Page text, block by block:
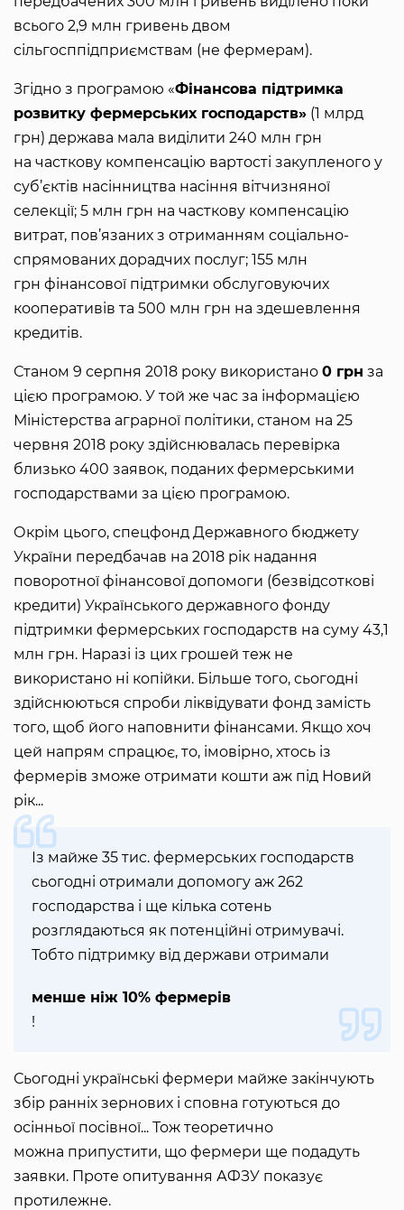
всього 2,9 млн гривень двом
сільгосппідприємствам (не фермерам).
Згідно з програмою «Фінансова підтримка
розвитку фермерських господарств» (1 млрд
грн) держава мала виділити 240 млн грн
на часткову компенсацію вартості закупленого у
суб’єктів насінництва насіння вітчизняної
селекції; 5 млн грн на часткову компенсацію
витрат, пов’язаних з отриманням соціально-
спрямованих дорадчих послуг; 155 млн
грн фінансової підтримки обслуговуючих
кооперативів та 500 млн грн на здешевлення
кредитів.
Станом 9 серпня 2018 року використано 0 грн за
цією програмою. У той же час за інформацією
Міністерства аграрної політики, станом на 25
червня 2018 року здійснювалась перевірка
близько 400 заявок, поданих фермерськими
господарствами за цією програмою.
Окрім цього, спецфонд Державного бюджету
України передбачав на 2018 рік надання
поворотної фінансової допомоги (безвідсоткові
кредити) Українського державного фонду
підтримки фермерських господарств на суму 43,1
млн грн. Наразі із цих грошей теж не
використано ні копійки. Більше того, сьогодні
здійснюються спроби ліквідувати фонд замість
того, щоб його наповнити фінансами. Якщо хоч
цей напрям спрацює, то, імовірно, хтось із
фермерів зможе отримати кошти аж під Новий
рік...
Із майже 35 тис. фермерських господарств
сьогодні отримали допомогу аж 262
господарства і ще кілька сотень
розглядаються як потенційні отримувачі.
Тобто підтримку від держави отримали
менше ніж 10% фермерів
!
Сьогодні українські фермери майже закінчують
збір ранніх зернових і сповна готуються до
осінньої посівної... Тож теоретично
можна припустити, що фермери ще подадуть
заявки. Проте опитування АФЗУ показує
протилежне.